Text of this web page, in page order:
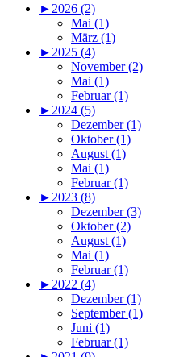
► 2026 (2)
Mai (1)
März (1)
► 2025 (4)
November (2)
Mai (1)
Februar (1)
► 2024 (5)
Dezember (1)
Oktober (1)
August (1)
Mai (1)
Februar (1)
► 2023 (8)
Dezember (3)
Oktober (2)
August (1)
Mai (1)
Februar (1)
► 2022 (4)
Dezember (1)
September (1)
Juni (1)
Februar (1)